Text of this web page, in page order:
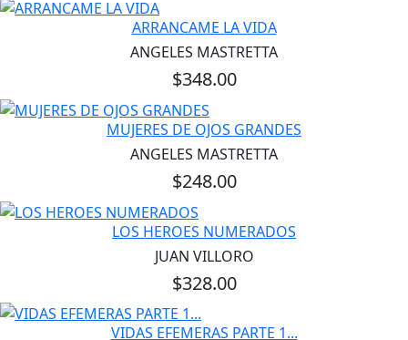
ARRANCAME LA VIDA
ANGELES MASTRETTA
$348.00
MUJERES DE OJOS GRANDES
ANGELES MASTRETTA
$248.00
LOS HEROES NUMERADOS
JUAN VILLORO
$328.00
VIDAS EFEMERAS PARTE 1...